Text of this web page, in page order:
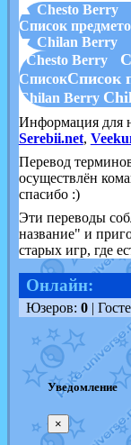
▲ Chesto Berry
Список
▼ Chilan Berry
Chesto Berry
СписокСписок
Chilan Berry
Информация для
Serebii.net,
Перевод
осуществлён
спасибо :)
Эти переводы
название" и
старых игр, где
Онлайн:
Юзеров: 0|
Уведомление
×